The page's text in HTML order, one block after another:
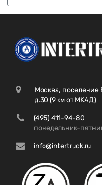
Москва, поселение
д.30 (9 км от МКАД)
(495) 411-94-80
понедельник-
info@intertruck.ru